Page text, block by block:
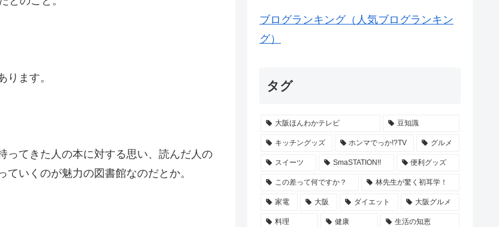
ります。
ってきた人の本に対する思い、読んだ人の
いくのが魅力の図書館なのだとか。
ブログランキング（人気ブログランキン
グ）
タグ
大阪ほんわかテレビ 豆知識
キッチングッズ ホンマでっか!?TV グルメ
スイーツ SmaSTATION!! 便利グッズ
この差って何ですか？ 林先生が驚く初耳学！
家電 大阪 ダイエット 大阪グルメ
料理 健康 生活の知恵